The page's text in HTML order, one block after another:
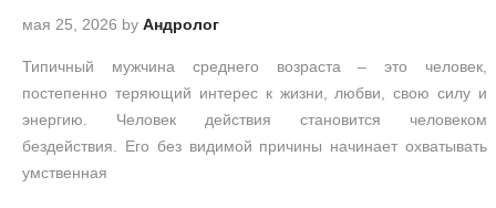
мая 25, 2026 by Андролог
Типичный мужчина среднего возраста – это человек,
постепенно теряющий интерес к жизни, любви, свою силу и
энергию. Человек действия становится человеком
бездействия. Его без видимой причины начинает охватывать
умственная